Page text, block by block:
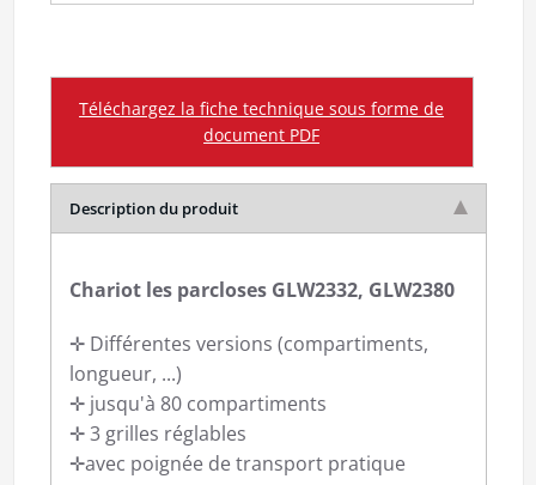
Téléchargez la fiche technique sous forme de
document PDF
Description du produit
Chariot les parcloses GLW2332, GLW2380
✛ Différentes versions (compartiments,
longueur, ...)
✛ jusqu'à 80 compartiments
✛ 3 grilles réglables
✛avec poignée de transport pratique